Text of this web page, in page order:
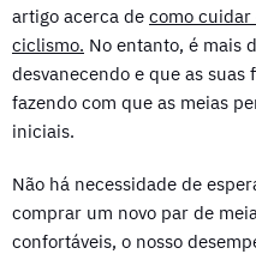
artigo acerca de como cuidar
ciclismo. No entanto, é mais
desvanecendo e que as suas
fazendo com que as meias
iniciais.
Não há necessidade de
comprar um novo par de
confortáveis, o nosso